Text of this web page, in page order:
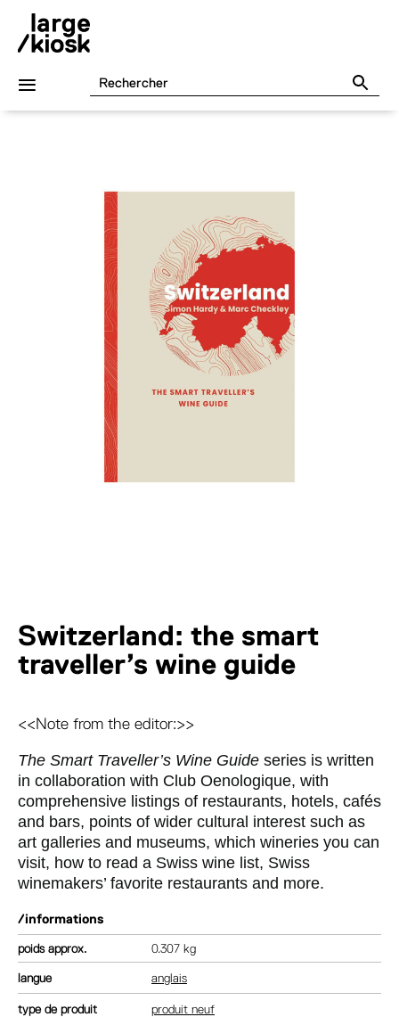
Switzerland: the smart
traveller’s wine guide
<<Note from the editor:>>
The Smart Traveller’s Wine Guide series is written
in collaboration with Club Oenologique, with
comprehensive listings of restaurants, hotels, cafés
and bars, points of wider cultural interest such as
art galleries and museums, which wineries you can
visit, how to read a Swiss wine list, Swiss
winemakers’ favorite restaurants and more.
/informations
poids 0.307 kg
langue anglais
type de produit produit neuf